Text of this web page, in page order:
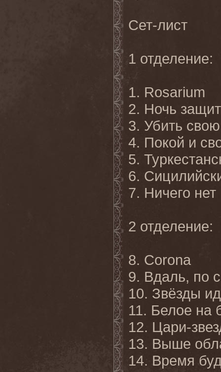
Сет-лист
1 отделение:
1. Rosarium
2. Ночь
3. Убить
4. Покой и
5.
6.
7. Ничего
2 отделение:
8. Corona
9. Вдаль, по
10. Звёзды
11. Белое на
12. Цари-
13. Выше
14. Время